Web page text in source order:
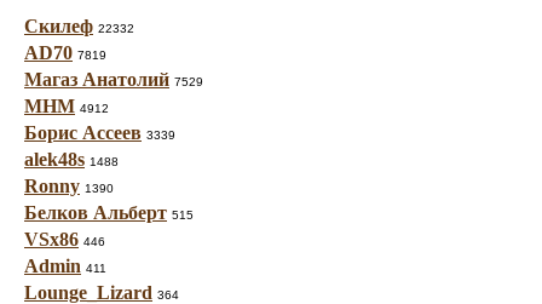
Скилеф 22332
AD70 7819
Магаз Анатолий 7529
МНМ 4912
Борис Ассеев 3339
alek48s 1488
Ronny 1390
Белков Альберт 515
VSx86 446
Admin 411
Lounge_Lizard 364